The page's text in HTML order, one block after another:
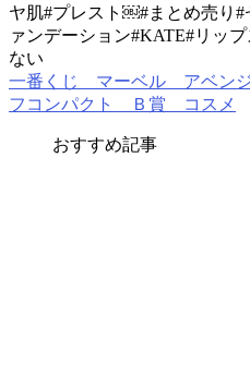
ヤ肌#プレスト￼#まとめ売り#
ァンデーション#KATE#リッ
ない
一番くじ マーベル アベン
フコンパクト Ｂ賞 コスメ
おすすめ記事